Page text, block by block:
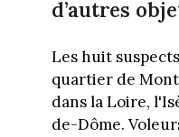
d’autres
Les huit
quartier de
dans la Loire,
de-Dôme.